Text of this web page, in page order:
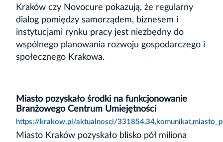
Kraków czy Novocure pokazują, że regularny
dialog pomiędzy samorządem, biznesem i
instytucjami rynku pracy jest niezbędny do
wspólnego planowania rozwoju gospodarczego i
społecznego Krakowa.
Miasto pozyskało środki na funkcjonowanie
Branżowego Centrum Umiejętności
https://krakow.pl/aktualnosci/
Miasto Kraków pozyskało blisko pół miliona